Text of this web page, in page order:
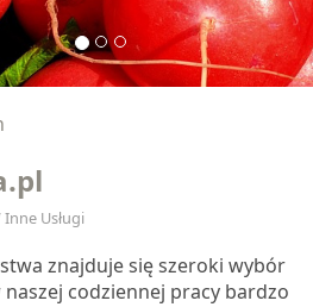
Usługi
znajduje się szeroki wybór
codziennej pracy bardzo